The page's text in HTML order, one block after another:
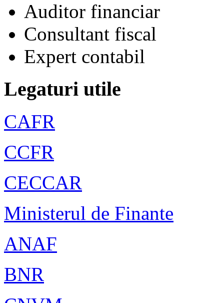
Auditor financiar
Consultant fiscal
Expert contabil
Legaturi utile
CAFR
CCFR
CECCAR
Ministerul de Finante
ANAF
BNR